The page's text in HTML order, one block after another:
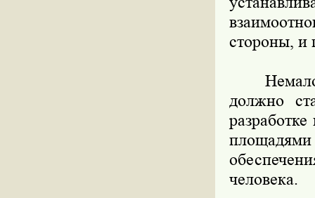
стороны, и
должно
площадями
человека.